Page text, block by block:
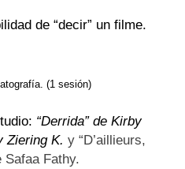
de “decir” un filme.
(1 sesión)
“Derrida” de Kirby
Ziering K. y “D’aillieurs,
Safaa Fathy.